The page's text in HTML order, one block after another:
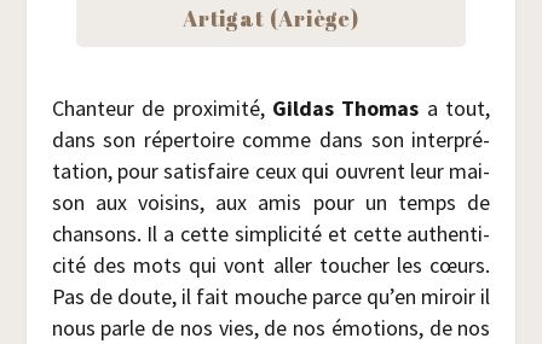
Arti­gat (Ariège)
Chan­teur de proxi­mi­té, Gil­das Tho­mas a tout,
dans son réper­toire comme dans son inter­pré­
ta­tion, pour satis­faire ceux qui ouvrent leur mai­
son aux voi­sins, aux amis pour un temps de
chan­sons. Il a cette sim­pli­ci­té et cette authen­ti­
ci­té des mots qui vont aller tou­cher les cœurs.
Pas de doute, il fait mouche parce qu’en miroir il
nous parle de nos vies, de nos émo­tions, de nos